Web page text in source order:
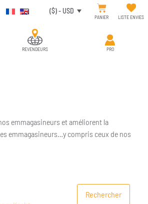
($) - USD
PANIER LISTE ENVIES
REVENDEURS PRO
emmagasineurs et améliorent la
emmagasineurs…y compris ceux de nos